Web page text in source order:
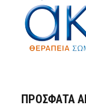
ΠΡΌΣΦΑΤΑ